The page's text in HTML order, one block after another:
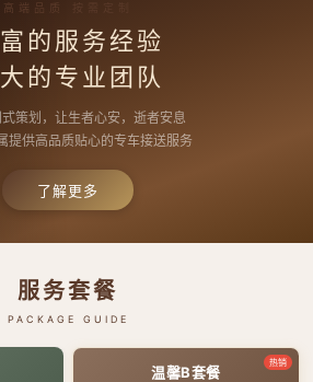
高端品质 按需定制
的服务经验
的专业团队
策划，让生者心安，逝者安息
提供高品质贴心的专车接送服务
了解更多
服务套餐
PACKAGE GUIDE
热销
温馨B套餐